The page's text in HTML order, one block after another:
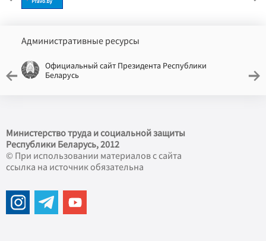
Административные ресурсы
Официальный сайт Президента Республики
Беларусь
Министерство труда и социальной защиты
Республики Беларусь, 2012
© При использовании материалов с сайта
ссылка на источник обязательна